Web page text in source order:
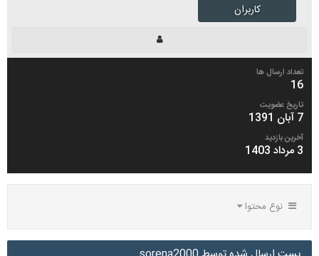
کاربران
تعداد ارسال ها
16
تاریخ عضویت
7 آبان 1391
آخرین بازدید
3 مرداد 1403
نوع محتوا